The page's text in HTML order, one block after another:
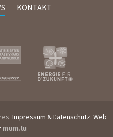
KONTAKT
Impressum & Datenschutz. Web
mum.lu